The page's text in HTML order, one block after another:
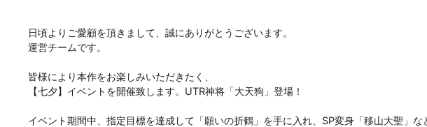
日頃よりご愛顧を頂きまして、誠にありがとうございます。
運営チームです。
皆様により本作をお楽しみいただきたく、
【七夕】イベントを開催致します。UTR神将「大天狗」登場！
イベント期間中、指定目標を達成して「願いの折鶴」を手に入れ、SP変身「移山大聖」な